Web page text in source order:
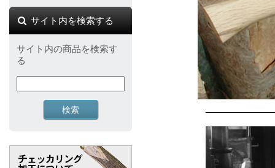
サイト内を検索する
サイト内の商品を検索す
る